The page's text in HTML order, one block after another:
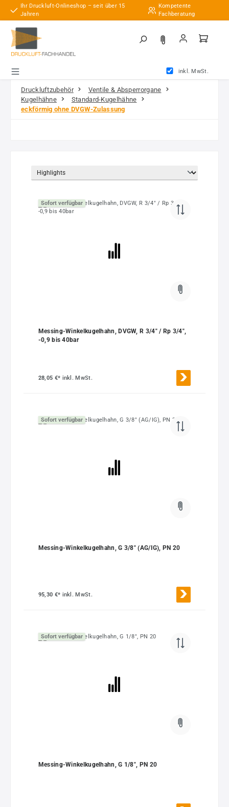
Zum Hauptinhalt springen
Ihr Druckluft-Onlineshop – seit über 15
Jahren
Kompetente
Fachberatung
inkl. MwSt.
Druckluftzubehör
Ventile & Absperrorgane
Kugelhähne
Standard-Kugelhähne
eckförmig ohne DVGW-Zulassung
Sofort verfügbar
Messing-Winkelkugelhahn, DVGW, R 3/4" / Rp 3/4",
-0,9 bis 40bar
28,05 €* inkl. MwSt.
Sofort verfügbar
Messing-Winkelkugelhahn, G 3/8" (AG/IG), PN 20
95,30 €* inkl. MwSt.
Sofort verfügbar
Messing-Winkelkugelhahn, G 1/8", PN 20